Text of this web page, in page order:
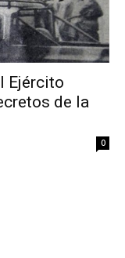
Ejército
de la
0